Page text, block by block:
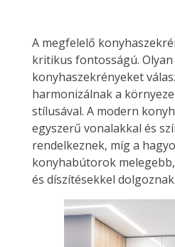
A megfelelő
kritikus fontosságú. Olyan
konyhaszekrényeket
harmonizálnak a
stílusával. A modern
egyszerű vonalakkal és
rendelkeznek, míg a
konyhabútorok
és díszítésekkel dolgoznak.